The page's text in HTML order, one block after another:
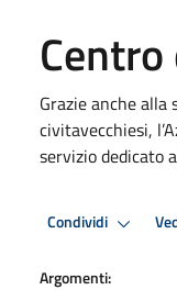
Grazie anche
civitavecchiesi,
servizio dedicato
Condividi
Argomenti: